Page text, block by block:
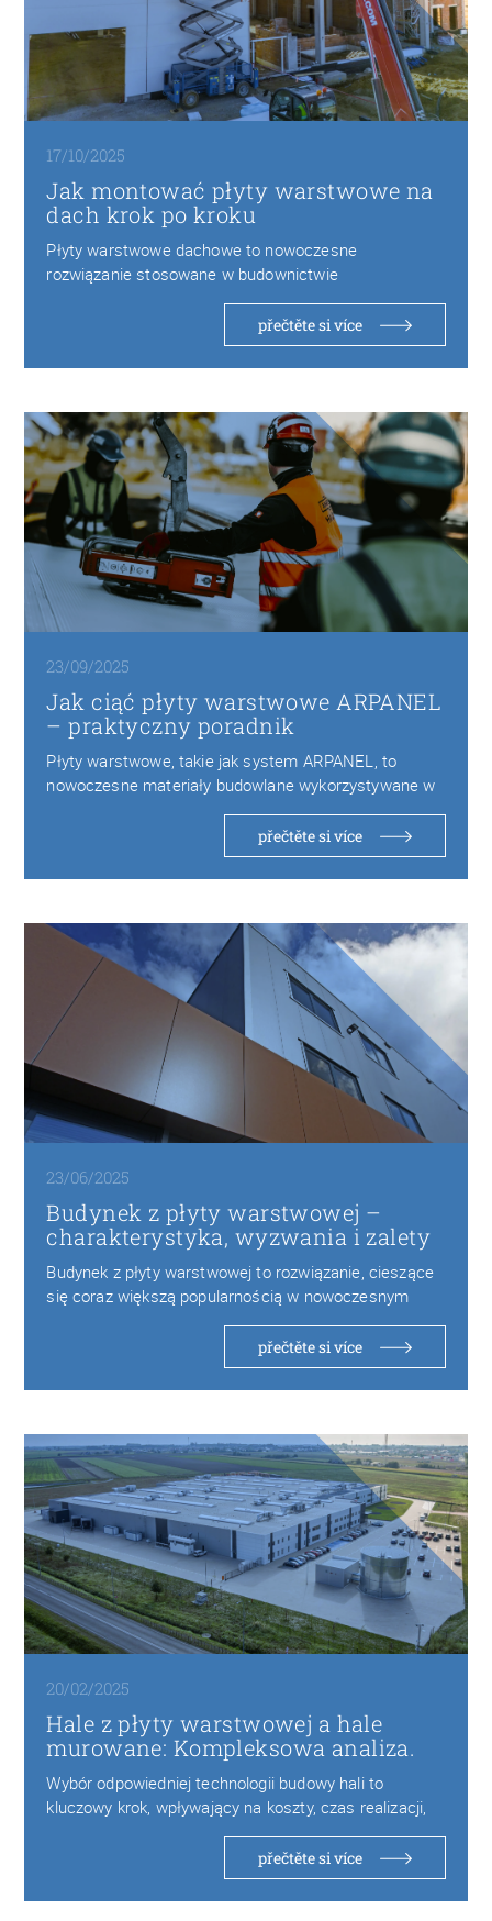
17/10/2025
Jak montować płyty warstwowe na
dach krok po kroku
Płyty warstwowe dachowe to nowoczesne
rozwiązanie stosowane w budownictwie
przemysłowym, magazynowym i rolniczym. Składają
přečtěte si více
23/09/2025
Jak ciąć płyty warstwowe ARPANEL
– praktyczny poradnik
Płyty warstwowe, takie jak system ARPANEL, to
nowoczesne materiały budowlane wykorzystywane w
halach przemysłowych, chłodniach…
přečtěte si více
23/06/2025
Budynek z płyty warstwowej –
charakterystyka, wyzwania i zalety
Budynek z płyty warstwowej to rozwiązanie, cieszące
się coraz większą popularnością w nowoczesnym
přečtěte si více
20/02/2025
Hale z płyty warstwowej a hale
murowane: Kompleksowa analiza.
Wybór odpowiedniej technologii budowy hali to
kluczowy krok, wpływający na koszty, czas realizacji,
přečtěte si více